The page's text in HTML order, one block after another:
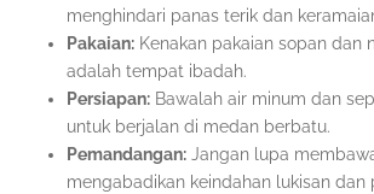
menghindari panas terik dan
Pakaian: Kenakan pakaian sopan dan
adalah tempat ibadah.
Persiapan: Bawalah air minum dan
untuk berjalan di medan berbatu.
Pemandangan: Jangan lupa
mengabadikan keindahan lukisan dan